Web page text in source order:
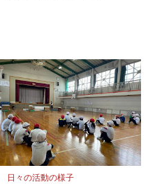
日々の活動の様子